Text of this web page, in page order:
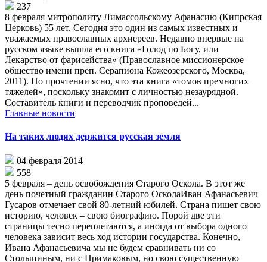
237
8 февраля митрополиту Лимассольскому Афанасию (Кипрская
Церковь) 55 лет. Сегодня это один из самых известных и
уважаемых православных архиереев. Недавно впервые на
русском языке вышла его книга «Голод по Богу, или
Лекарство от фарисейства» (Православное миссионерское
общество имени преп. Серапиона Кожеозерского, Москва,
2011). По прочтении ясно, что эта книга «томов премногих
тяжелей», поскольку знакомит с личностью незаурядной.
Составитель книги и переводчик проповедей...
Главные новости
На таких людях держится русская земля
04 февраля 2014
558
5 февраля – день освобождения Старого Оскола. В этот же
день почетный гражданин Старого ОсколаИван Афанасьевич
Гусаров отмечает свой 80-летний юбилей. Страна пишет свою
историю, человек – свою биографию. Порой две эти
страницы тесно переплетаются, а иногда от выбора одного
человека зависит весь ход истории государства. Конечно,
Ивана Афанасьевича мы не будем сравнивать ни со
Столыпиным, ни с Примаковым, но свою существенную